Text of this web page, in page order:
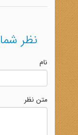
نظر شما
نام
متن نظر